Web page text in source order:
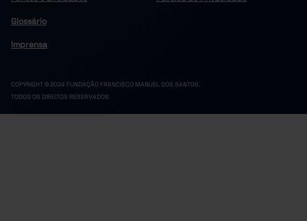
Glossário
Imprensa
COPYRIGHT © 2024 FUNDAÇÃO FRANCISCO MANUEL DOS SANTOS.
TODOS OS DIREITOS RESERVADOS